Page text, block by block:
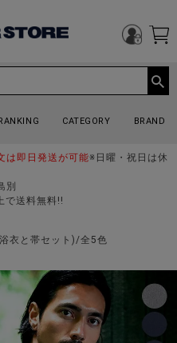
CATEGORY BRAND
は即日発送が可能※日曜・祝日は休
別
で送料無料!!
衣と帯セット)/全5色